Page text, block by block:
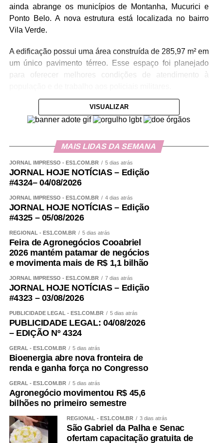
ainda abrange os municípios de Montanha, Mucurici e
Ponto Belo. A nova estrutura está localizada no bairro
Vila Verde.
A edificação possui uma área construída de 285,97 m² em
um único pavimento térreo. Esse espaço foi planejado
para oferecer melhores condições de atendimento à
O imóvel contempla os seguintes ambientes: recepção,
sala de atendimento, sala de apoio, almoxarifado, sala de
videomonitoramento e vestiários.
Além da estrutura interna, a sede conta com uma
infraestrutura externa completa, incluindo vagas para
automóveis, motocicletas e bicicletas, garantindo a
organização e a acessibilidade para policiais e visitantes.
Segundo o comandante-geral da Polícia Militar do
Espírito Santo, coronel Ríodo Rubim, a entrega desta
nova sede da 19ª Companhia Independente é a
materialização de um compromisso com os policiais que
atuam na região e com a população local.
leia também: Militares da 6ª
Companhia do 1º Batalhão são
recebidos pelo comandante-geral da
PMES
“Comemoramos por essa obra entregue pelo nosso
governador Ricardo Ferraço, nesta data, porque sabemos
que será mais dignidade acolher nossos profissionais,
nossos policiais, e assim continuamos firmes em nossa
missão de servir e proteger a sociedade capixaba”,
destacou o coronel Rubim.
Informações à imprensa:
Assessoria de Comunicação da PMES:
VISUALIZAR
MAIS LIDAS DA SEMANA
JORNAL IMPRESSO - ES1.COM.BR 5 dias atrás
JORNAL HOJE NOTÍCIAS – Edição
#4324– 04/08/2026
JORNAL IMPRESSO - ES1.COM.BR 4 dias atrás
JORNAL HOJE NOTÍCIAS – Edição
#4325 – 05/08/2026
REGIONAL - ES1.COM.BR 5 dias atrás
Feira de Agronegócios Cooabriel
2026 mantém patamar de negócios
e movimenta mais de R$ 1,1 bilhão
JORNAL IMPRESSO - ES1.COM.BR 7 dias atrás
JORNAL HOJE NOTÍCIAS – Edição
#4323 – 03/08/2026
PUBLICIDADE LEGAL - ES1.COM.BR 5 dias atrás
PUBLICIDADE LEGAL: 04/08/2026
– EDIÇÃO Nº 4324
GERAL - ES1.COM.BR 5 dias atrás
Bioenergia abre nova fronteira de
renda e ganha força no Congresso
GERAL - ES1.COM.BR 5 dias atrás
Agronegócio movimentou R$ 45,6
bilhões no primeiro semestre
REGIONAL - ES1.COM.BR 3 dias atrás
São Gabriel da Palha e Senac
ofertam capacitação gratuita de